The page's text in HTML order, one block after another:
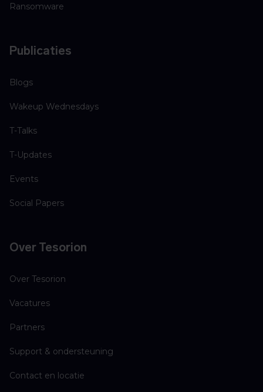
Ransomware
Publicaties
Blogs
Wakeup Wednesdays
T-Talks
T-Updates
Events
Social Papers
Over Tesorion
Over Tesorion
Vacatures
Partners
Support & ondersteuning
Contact en locatie